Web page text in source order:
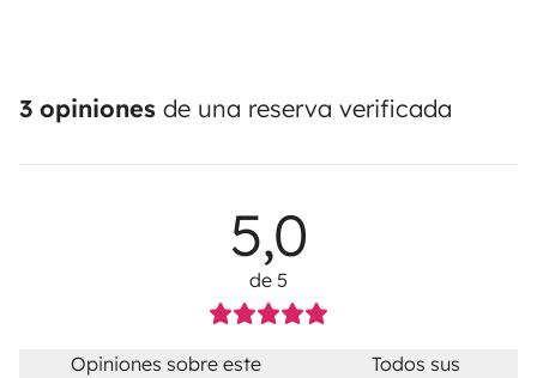
3 opiniones de una reserva verificada
5,0
de 5
Opiniones sobre este
Todos sus